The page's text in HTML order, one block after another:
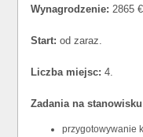
Wynagrodzenie: 2865
Start: od zaraz.
Liczba miejsc: 4.
Zadania na
przygotowywanie